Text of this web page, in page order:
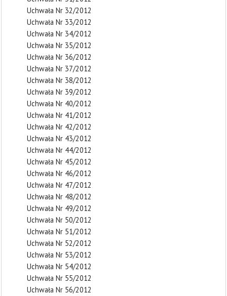
Uchwała Nr 32/2012
Uchwała Nr 33/2012
Uchwała Nr 34/2012
Uchwała Nr 35/2012
Uchwała Nr 36/2012
Uchwała Nr 37/2012
Uchwała Nr 38/2012
Uchwała Nr 39/2012
Uchwała Nr 40/2012
Uchwała Nr 41/2012
Uchwała Nr 42/2012
Uchwała Nr 43/2012
Uchwała Nr 44/2012
Uchwała Nr 45/2012
Uchwała Nr 46/2012
Uchwała Nr 47/2012
Uchwała Nr 48/2012
Uchwała Nr 49/2012
Uchwała Nr 50/2012
Uchwała Nr 51/2012
Uchwała Nr 52/2012
Uchwała Nr 53/2012
Uchwała Nr 54/2012
Uchwała Nr 55/2012
Uchwała Nr 56/2012